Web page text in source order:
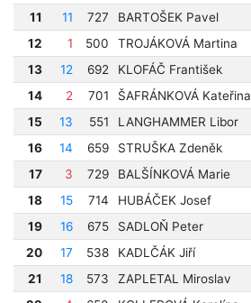
11
11 727 BARTOŠEK Pavel
12
1 500 TROJÁKOVÁ Martina
13
12 692 KLOFÁČ František
14
2 701 ŠAFRÁNKOVÁ Kateřina
15
13 551 LANGHAMMER Libor
16
14 659 STRUŠKA Zdeněk
17
3 729 BALŠÍNKOVÁ Marie
18
15 714 HUBÁČEK Josef
19
16 675 SADLOŇ Peter
20
17 538 KADLČÁK Jiří
21
18 573 ZAPLETAL Miroslav